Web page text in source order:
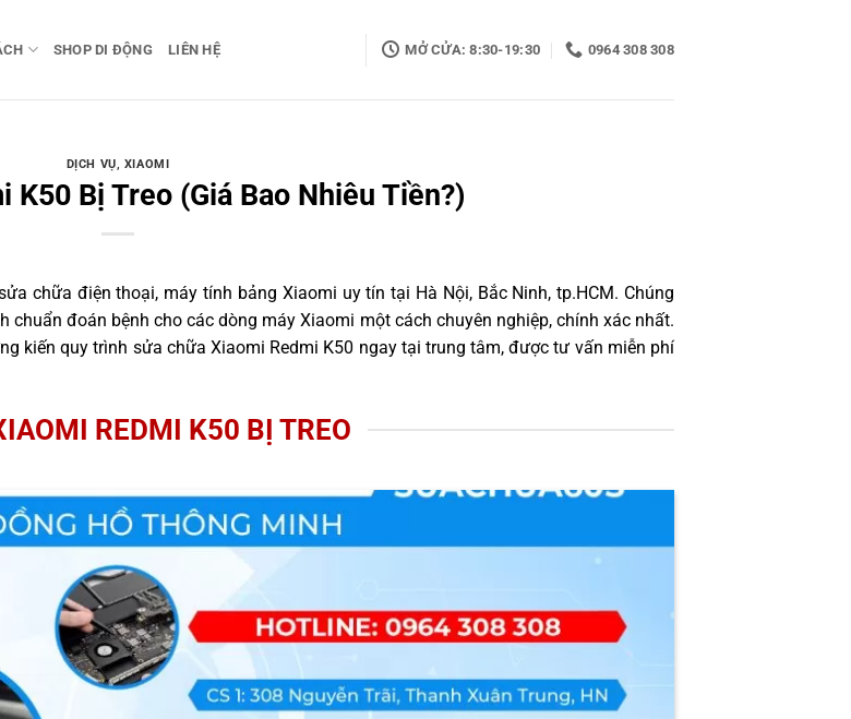
SHOP DI ĐỘNG LIÊN HỆ MỞ CỬA: 8:30-19:30 0964 308 308
DỊCH VỤ, XIAOMI
K50 Bị Treo (Giá Bao Nhiêu Tiền?)
chữa điện thoại, máy tính bảng Xiaomi uy tín tại Hà Nội, Bắc Ninh, tp.HCM. Chúng
đoán bệnh cho các dòng máy Xiaomi một cách chuyên nghiệp, chính xác nhất.
kiến quy trình sửa chữa Xiaomi Redmi K50 ngay tại trung tâm, được tư vấn miễn phí
REDMI K50 BỊ TREO